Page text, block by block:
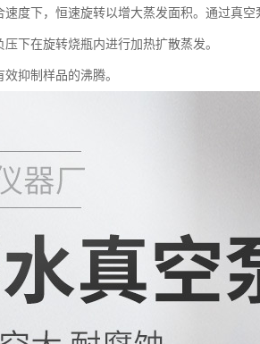
度下，恒速旋转以增大蒸发面积。通过真
下在旋转烧瓶内进行加热扩散蒸发。
抑制样品的沸腾。